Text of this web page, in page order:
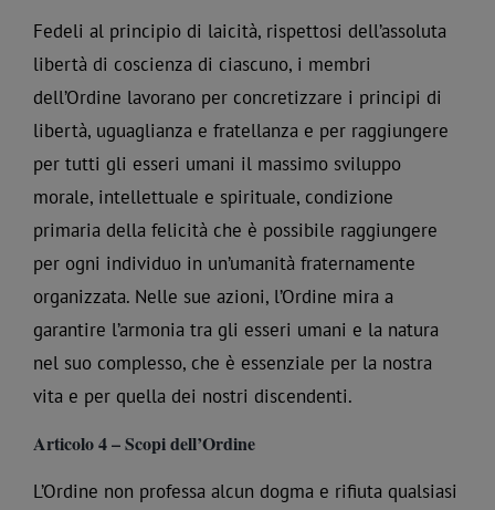
Fedeli al principio di laicità, rispettosi dell’assoluta
libertà di coscienza di ciascuno, i membri
dell’Ordine lavorano per concretizzare i principi di
libertà, uguaglianza e fratellanza e per raggiungere
per tutti gli esseri umani il massimo sviluppo
morale, intellettuale e spirituale, condizione
primaria della felicità che è possibile raggiungere
per ogni individuo in un’umanità fraternamente
organizzata. Nelle sue azioni, l’Ordine mira a
garantire l’armonia tra gli esseri umani e la natura
nel suo complesso, che è essenziale per la nostra
vita e per quella dei nostri discendenti.
Articolo 4 – Scopi dell’Ordine
L’Ordine non professa alcun dogma e rifiuta qualsiasi